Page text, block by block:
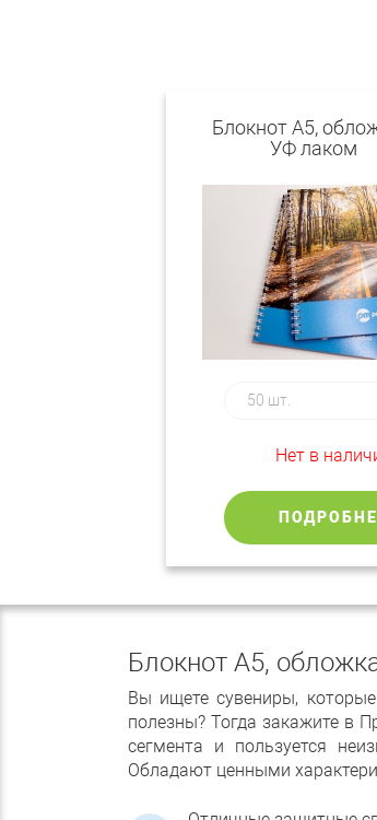
Блокнот А5,
УФ лаком
Нет в
Блокнот А5,
Вы ищете сувениры,
полезны? Тогда закажите в
сегмента и пользуется
Обладают ценными